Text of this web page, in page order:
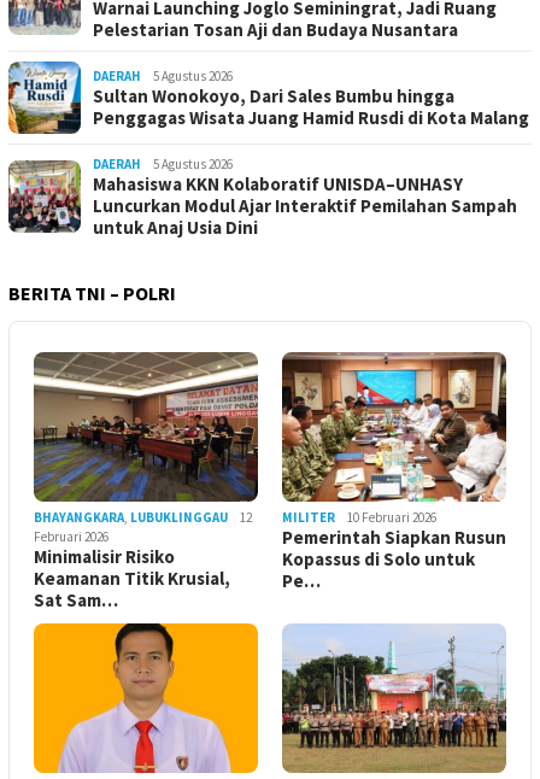
Warnai Launching Joglo Seminingrat, Jadi Ruang
Pelestarian Tosan Aji dan Budaya Nusantara
DAERAH 5 Agustus 2026
Sultan Wonokoyo, Dari Sales Bumbu hingga
Penggagas Wisata Juang Hamid Rusdi di Kota Malang
DAERAH 5 Agustus 2026
Mahasiswa KKN Kolaboratif UNISDA–UNHASY
Luncurkan Modul Ajar Interaktif Pemilahan Sampah
untuk Anaj Usia Dini
BERITA TNI – POLRI
BHAYANGKARA, LUBUKLINGGAU
12
Februari 2026
Minimalisir Risiko
Keamanan Titik Krusial,
Sat Sam…
MILITER 10 Februari 2026
Pemerintah Siapkan Rusun
Kopassus di Solo untuk
Pe…